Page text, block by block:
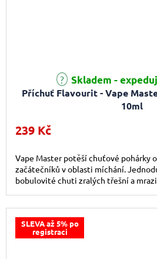
Příchuť Flavourit - Vape
10ml
Skladem -
239 Kč
Vape Master potěší chuťové pohárky
začátečníků v oblasti míchání.
bobulovité chuti zralých třešní a
SLEVA až 5% po
registraci